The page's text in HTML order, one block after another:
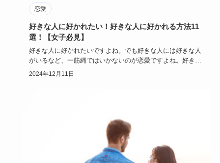
恋愛
好きな人に好かれたい！好きな人に好かれる方法11
選！【女子必見】
好きな人に好かれたいですよね。でも好きな人には好きな人
がいるなど、一筋縄ではいかないのが恋愛ですよね。好きな
人に好かれたい…
2024年12月11日